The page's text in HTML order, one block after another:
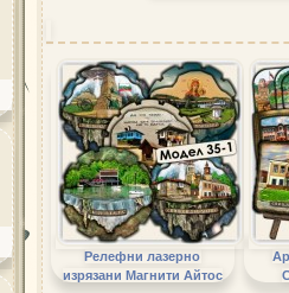
Релефни лазерно
изрязани Магнити Айтос